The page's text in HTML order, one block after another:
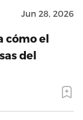
Jun 28, 2026
cómo el
del